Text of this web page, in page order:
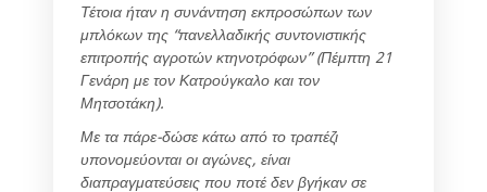
Τέτοια ήταν η συνάντηση εκπροσώπων των
μπλόκων της “πανελλαδικής συντονιστικής
επιτροπής αγροτών κτηνοτρόφων” (Πέμπτη 21
Γενάρη με τον Κατρούγκαλο και τον
Μητσοτάκη).
Με τα πάρε-δώσε κάτω από το τραπέζι
υπονομεύονται οι αγώνες, είναι
διαπραγματεύσεις που ποτέ δεν βγήκαν σε